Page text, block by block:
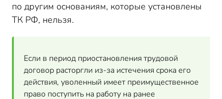
по другим основаниям, которые установлены
ТК РФ, нельзя.
Если в период приостановления трудовой
договор расторгли из-за истечения срока его
действия, уволенный имеет преимущественное
право поступить на работу на ранее